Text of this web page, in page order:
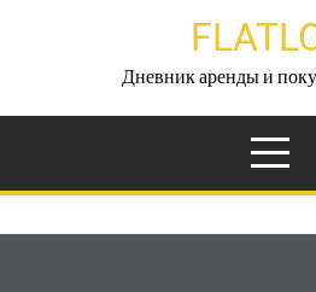
Дневник аренды и